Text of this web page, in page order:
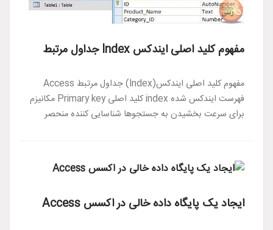
مفهوم کلید اصلی ایندکس Index جداول مرتبط
مفهوم کلید اصلی ایندکس(Index) جداول مرتبط Access
فهرست ایندکس شده index کلید اصلی Primary key مکانیزم
برای سرعت بخشیدن به جستجوها شناسایی کننده منحصر
ایجاد یک پایگاه داده خالی در اکسس Access